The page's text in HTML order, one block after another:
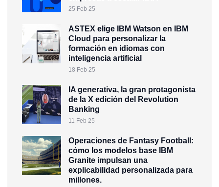
25 Feb 25
ASTEX elige IBM Watson en IBM
Cloud para personalizar la
formación en idiomas con
inteligencia artificial
18 Feb 25
IA generativa, la gran protagonista
de la X edición del Revolution
Banking
11 Feb 25
Operaciones de Fantasy Football:
cómo los modelos base IBM
Granite impulsan una
explicabilidad personalizada para
millones.